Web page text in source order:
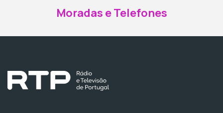
Moradas e Telefones